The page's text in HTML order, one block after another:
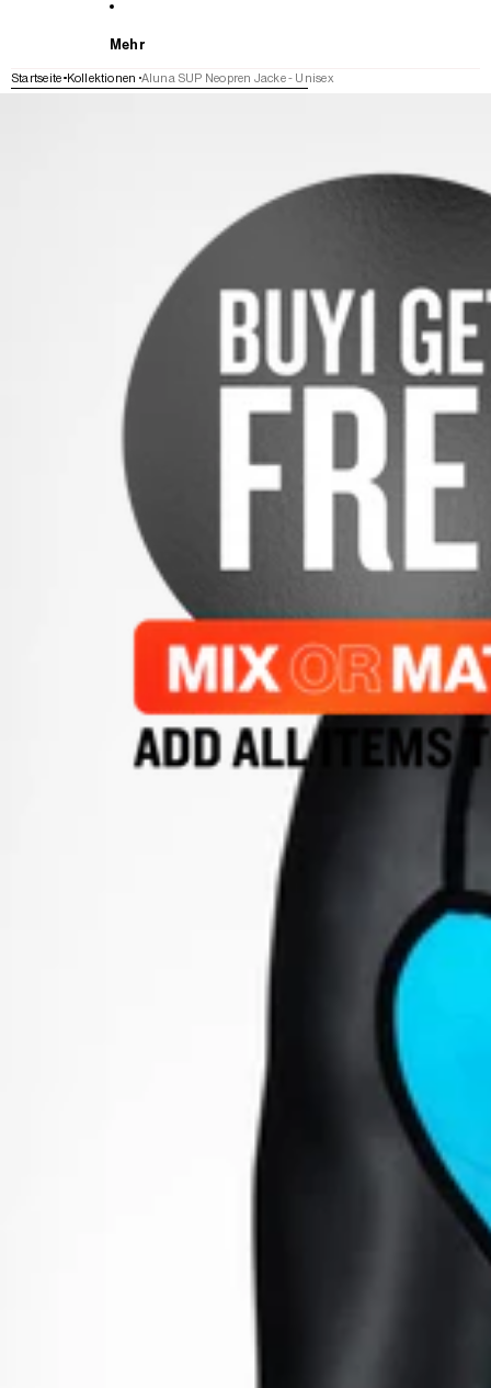
Mehr
Startseite Kollektionen Aluna SUP Neopren Jacke - Unisex
WEITER ZU DEN PRODUKTINFORMATIONEN